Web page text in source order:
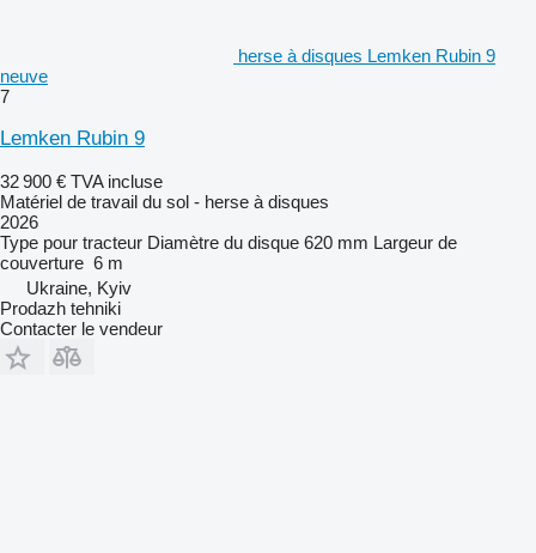
herse à disques Lemken Rubin 9
neuve
7
Lemken Rubin 9
32 900 € TVA incluse
Matériel de travail du sol - herse à disques
2026
Type pour tracteur Diamètre du disque 620 mm Largeur de
couverture 6 m
Ukraine, Kyiv
Prodazh tehniki
Contacter le vendeur